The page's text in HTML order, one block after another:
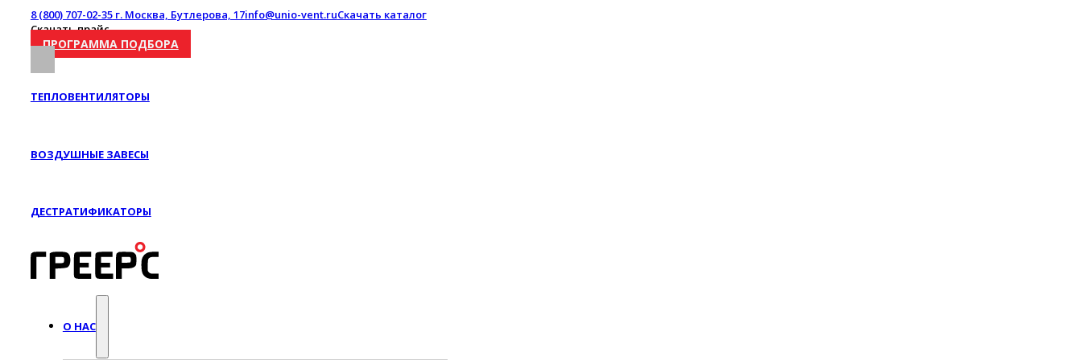
8 (800) 707-02-35г. Москва, Бутлерова, 17info@unio-vent.ruСкачать каталог
Скачать прайс
ПРОГРАММА ПОДБОРА
ТЕПЛОВЕНТИЛЯТОРЫ
ВОЗДУШНЫЕ ЗАВЕСЫ
ДЕСТРАТИФИКАТОРЫ
О НАС